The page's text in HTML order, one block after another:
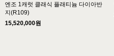
엔조 1캐럿 클래식 플래티늄 다이아반
지(R109)
15,520,000원